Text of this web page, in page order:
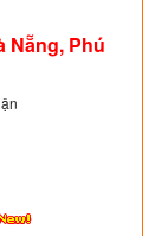
Nẵng, Phú